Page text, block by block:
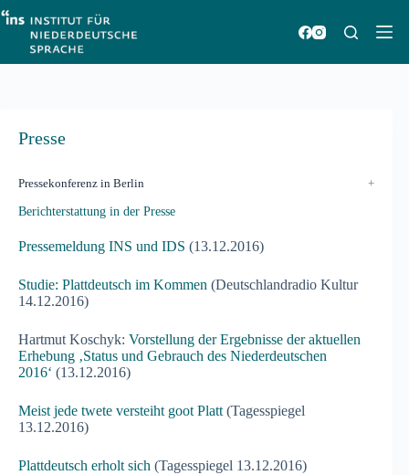
Zum
Inhalt
springen
Presse
Pressekonferenz in Berlin
Berichterstattung in der Presse
Pressemeldung INS und IDS (13.12.2016)
Studie: Plattdeutsch im Kommen (Deutschlandradio Kultur
14.12.2016)
Hartmut Koschyk: Vorstellung der Ergebnisse der aktuellen
Erhebung ‚Status und Gebrauch des Niederdeutschen
2016‘ (13.12.2016)
Meist jede twete versteiht goot Platt (Tagesspiegel
13.12.2016)
Plattdeutsch erholt sich (Tagesspiegel 13.12.2016)